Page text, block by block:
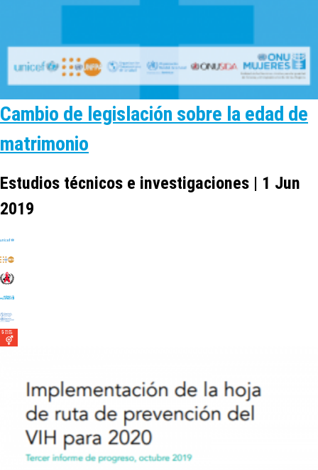
Cambio de legislación sobre la edad de
matrimonio
Estudios técnicos e investigaciones | 1 Jun
2019